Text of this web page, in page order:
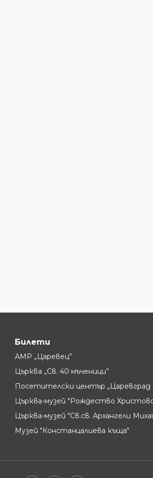
Билети
АМР „Царевец”
Църква „Св. 40 мъченици”
Посетителски център „Царевград
Църква-музей "Рождество
Църква-музей "Св.св. Архангели
Музей "Констанцалиева къща"